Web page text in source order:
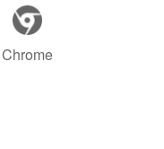
Chrome